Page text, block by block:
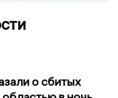
о сбитых